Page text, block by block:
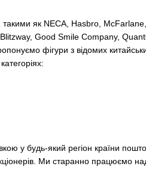
такими як NECA, Hasbro, McFarlane,
Blitzway, Good Smile Company,
фігури з відомих
у будь-який регіон країни
Ми старанно працюємо